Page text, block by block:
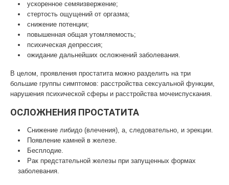
ускоренное семяизвержение;
стертость ощущений от оргазма;
снижение потенции;
повышенная общая утомляемость;
психическая депрессия;
ожидание дальнейших осложнений заболевания.
В целом, проявления простатита можно разделить на три
большие группы симптомов: расстройства сексуальной функции,
нарушения психической сферы и расстройства мочеиспускания.
ОСЛОЖНЕНИЯ ПРОСТАТИТА
Снижение либидо (влечения), а, следовательно, и эрекции.
Появление камней в железе.
Бесплодие.
Рак предстательной железы при запущенных формах
заболевания.